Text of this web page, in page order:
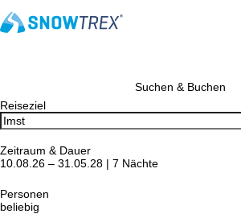
Suchen & Buchen
Reiseziel
Zeitraum & Dauer
10.08.26 – 31.05.28 | 7 Nächte
Personen
beliebig